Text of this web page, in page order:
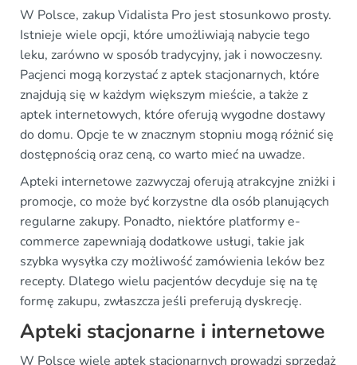
W Polsce, zakup Vidalista Pro jest stosunkowo prosty.
Istnieje wiele opcji, które umożliwiają nabycie tego
leku, zarówno w sposób tradycyjny, jak i nowoczesny.
Pacjenci mogą korzystać z aptek stacjonarnych, które
znajdują się w każdym większym mieście, a także z
aptek internetowych, które oferują wygodne dostawy
do domu. Opcje te w znacznym stopniu mogą różnić się
dostępnością oraz ceną, co warto mieć na uwadze.
Apteki internetowe zazwyczaj oferują atrakcyjne zniżki i
promocje, co może być korzystne dla osób planujących
regularne zakupy. Ponadto, niektóre platformy e-
commerce zapewniają dodatkowe usługi, takie jak
szybka wysyłka czy możliwość zamówienia leków bez
recepty. Dlatego wielu pacjentów decyduje się na tę
formę zakupu, zwłaszcza jeśli preferują dyskrecję.
Apteki stacjonarne i internetowe
W Polsce wiele aptek stacjonarnych prowadzi sprzedaż